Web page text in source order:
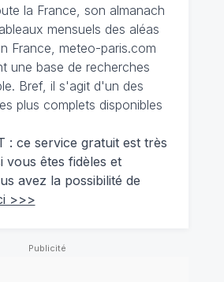
la France, son almanach
mensuels des aléas
France, meteo-paris.com
une base de recherches
Bref, il s'agit d'un des
plus complets disponibles
: ce service gratuit est très
vous êtes fidèles et
avez la possibilité de
>>>